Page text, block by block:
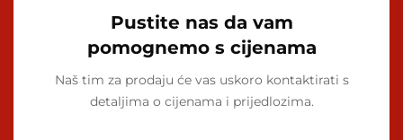
Pustite nas da vam
pomognemo s cijenama
Naš tim za prodaju će vas uskoro kontaktirati s
detaljima o cijenama i prijedlozima.